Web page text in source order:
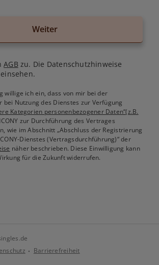
Weiter
AGB zu. Die Datenschutzhinweise
willige ich ein, dass von mir bei der
bei Nutzung des Dienstes zur Verfügung
Kategorien personenbezogener Daten“(z.B.
zur Durchführung des Vertrages
wie im Abschnitt „Abschluss der Registrierung
Dienstes (Vertragsdurchführung)“ der
näher beschrieben. Diese Einwilligung kann
für die Zukunft widerrufen.
Barrierefreiheit